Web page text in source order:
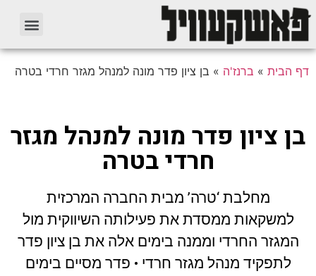
דף הבית » ברנז'ה » בן ציון פדר מונה למנהל מגזר חרדי בטרה
בן ציון פדר מונה למנהל מגזר
חרדי בטרה
מחלבת ‘טרה’ מבית החברה המרכזית
למשקאות ממסדת את פעילותה השיווקית מול
המגזר החרדי וממנה בימים אלה את בן ציון פדר
לתפקיד מנהל מגזר חרדי • פדר מסיים בימים